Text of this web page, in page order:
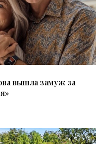
вышла замуж за